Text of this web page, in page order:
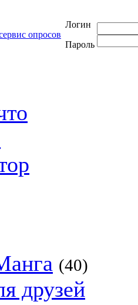
Логин
Пароль
(40)
друзей